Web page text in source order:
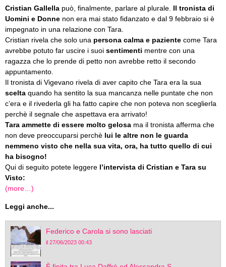
Cristian Gallella può, finalmente, parlare al plurale. Il tronista di
Uomini e Donne non era mai stato fidanzato e dal 9 febbraio si è
impegnato in una relazione con Tara.
Cristian rivela che solo una persona calma e paziente come Tara
avrebbe potuto far uscire i suoi sentimenti mentre con una
ragazza che lo prende di petto non avrebbe retto il secondo
appuntamento.
Il tronista di Vigevano rivela di aver capito che Tara era la sua
scelta quando ha sentito la sua mancanza nelle puntate che non
c’era e il rivederla gli ha fatto capire che non poteva non sceglierla
perchè il segnale che aspettava era arrivato!
Tara ammette di essere molto gelosa ma il tronista afferma che
non deve preoccuparsi perchè lui le altre non le guarda
nemmeno visto che nella sua vita, ora, ha tutto quello di cui
ha bisogno!
Qui di seguito potete leggere l’intervista di Cristian e Tara su
Visto:
(more…)
Leggi anche...
Federico e Carola si sono lasciati
il 27/06/2023 00:43